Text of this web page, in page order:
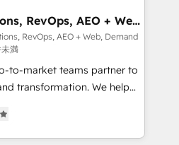
段階からお気軽にお問い合わ
📈 Revenue
via Point Success Media. -
AI and custom agents
RevOps, AEO + Web,
RevOps, AEO + Web, Demand
満
to-market teams partner to
transformation. We help
HubSpot’s
through expert-led